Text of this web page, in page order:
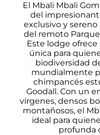
El Mbali Mbali
del
exclusivo y
del remoto
Este lodge
única para
biodiversidad
mundialmente
chimpancés
Goodall. Con un
vírgenes, densos
montañosos, el
ideal para
profunda